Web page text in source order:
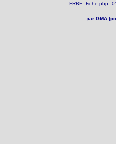
FRBE_Fiche.php:
par GMA